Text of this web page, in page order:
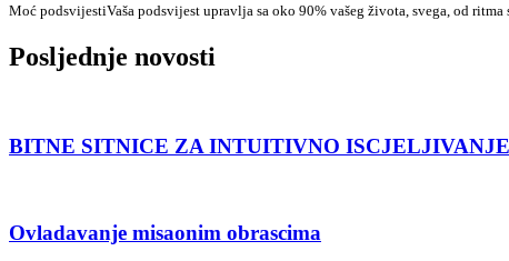
Moć podsvijestiVaša podsvijest upravlja sa oko 90% vašeg života, svega, od ritma
Posljednje novosti
BITNE SITNICE ZA INTUITIVNO ISCJELJIVANJE
Ovladavanje misaonim obrascima